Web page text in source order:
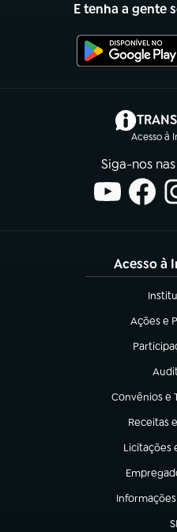
E tenha a gente
Acesso à
Siga-nos
Acesso à
(abre
Ações e
(abre em
(abre
Convênios e
(abre em
Receitas
(abre em
Licitações
(abre em
(abre em
(abre em